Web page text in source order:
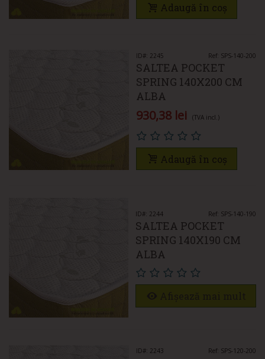
Adaugă în coș
ID#: 2245 Ref: SPS-140-200
SALTEA POCKET
SPRING 140X200 CM
ALBA
930,38 lei (TVA incl.)
Adaugă în coș
ID#: 2244 Ref: SPS-140-190
SALTEA POCKET
SPRING 140X190 CM
ALBA
ID#: 2243 Ref: SPS-120-200